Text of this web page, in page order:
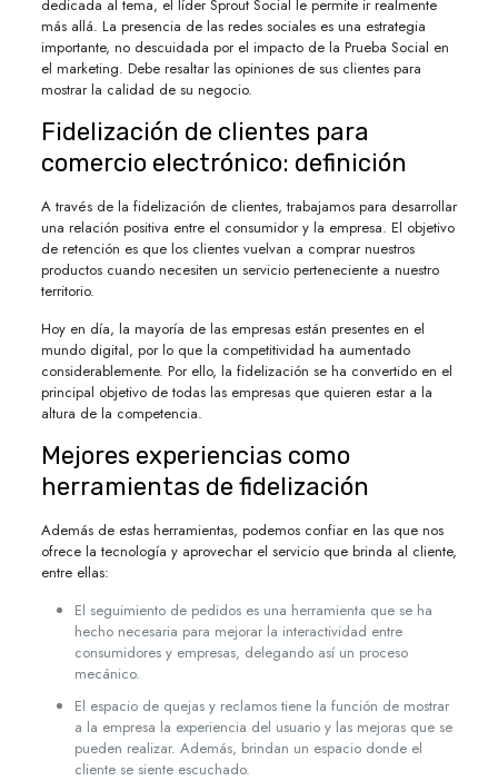
dedicada al tema, el líder Sprout Social le permite ir realmente
más allá. La presencia de las redes sociales es una estrategia
importante, no descuidada por el impacto de la Prueba Social en
el marketing. Debe resaltar las opiniones de sus clientes para
mostrar la calidad de su negocio.
Fidelización de clientes para
comercio electrónico: definición
A través de la fidelización de clientes, trabajamos para desarrollar
una relación positiva entre el consumidor y la empresa. El objetivo
de retención es que los clientes vuelvan a comprar nuestros
productos cuando necesiten un servicio perteneciente a nuestro
territorio.
Hoy en día, la mayoría de las empresas están presentes en el
mundo digital, por lo que la competitividad ha aumentado
considerablemente. Por ello, la fidelización se ha convertido en el
principal objetivo de todas las empresas que quieren estar a la
altura de la competencia.
Mejores experiencias como
herramientas de fidelización
Además de estas herramientas, podemos confiar en las que nos
ofrece la tecnología y aprovechar el servicio que brinda al cliente,
entre ellas:
El seguimiento de pedidos es una herramienta que se ha
hecho necesaria para mejorar la interactividad entre
consumidores y empresas, delegando así un proceso
mecánico.
El espacio de quejas y reclamos tiene la función de mostrar
a la empresa la experiencia del usuario y las mejoras que se
pueden realizar. Además, brindan un espacio donde el
cliente se siente escuchado.